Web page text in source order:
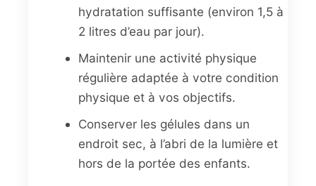
hydratation suffisante (environ 1,5 à
2 litres d’eau par jour).
Maintenir une activité physique
régulière adaptée à votre condition
physique et à vos objectifs.
Conserver les gélules dans un
endroit sec, à l’abri de la lumière et
hors de la portée des enfants.